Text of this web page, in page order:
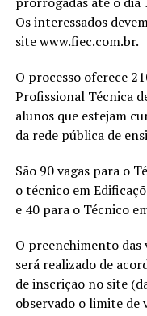
Os interessados
site www.fiec.com.br.
O processo oferece
Profissional Técnica
alunos que estejam
da rede pública de
São 90 vagas para o
o técnico em
e 40 para o Técnico
O preenchimento das
será realizado de
de inscrição no site
observado o limite de